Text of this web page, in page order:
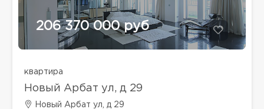
206 370 000 руб
квартира
Новый Арбат ул, д 29
Новый Арбат ул, д 29